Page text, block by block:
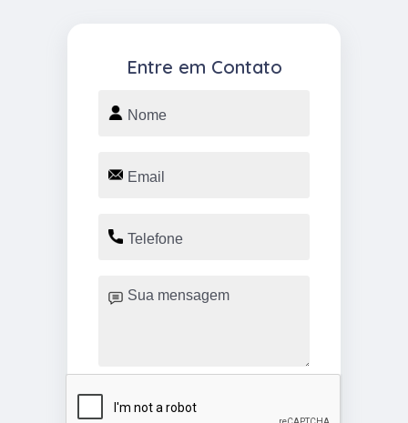
Entre em Contato